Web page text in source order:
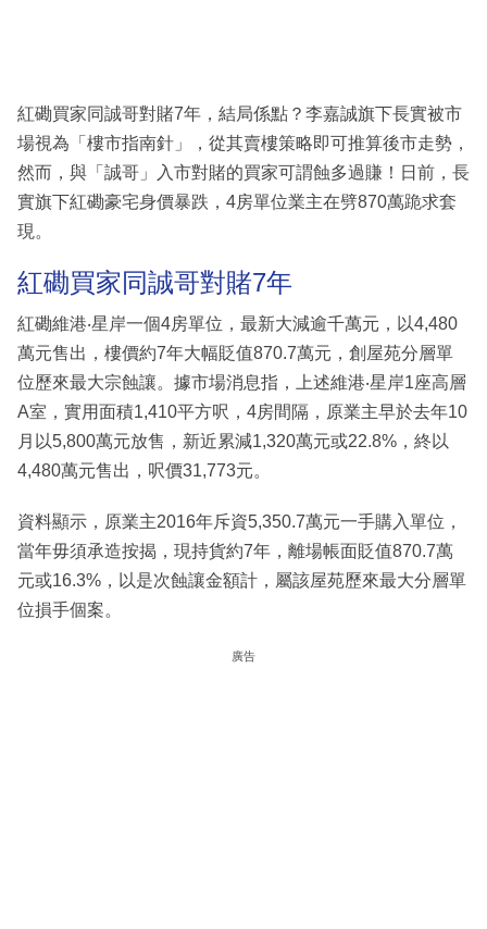
紅磡買家同誠哥對賭7年，結局係點？李嘉誠旗下長實被市
場視為「樓市指南針」，從其賣樓策略即可推算後市走勢，
然而，與「誠哥」入市對賭的買家可謂蝕多過賺！日前，長
實旗下紅磡豪宅身價暴跌，4房單位業主在劈870萬跪求套
現。
紅磡買家同誠哥對賭7年
紅磡維港‧星岸一個4房單位，最新大減逾千萬元，以4,480
萬元售出，樓價約7年大幅貶值870.7萬元，創屋苑分層單
位歷來最大宗蝕讓。據市場消息指，上述維港‧星岸1座高層
A室，實用面積1,410平方呎，4房間隔，原業主早於去年10
月以5,800萬元放售，新近累減1,320萬元或22.8%，終以
4,480萬元售出，呎價31,773元。
資料顯示，原業主2016年斥資5,350.7萬元一手購入單位，
當年毋須承造按揭，現持貨約7年，離場帳面貶值870.7萬
元或16.3%，以是次蝕讓金額計，屬該屋苑歷來最大分層單
位損手個案。
廣告